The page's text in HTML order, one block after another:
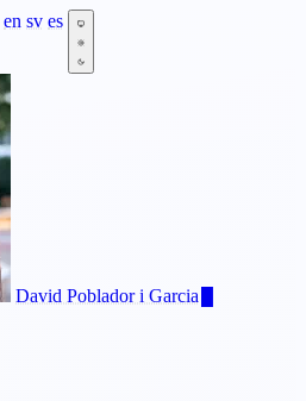
en sv es
David Poblador i Garcia